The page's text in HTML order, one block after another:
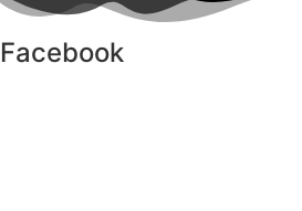
Facebook